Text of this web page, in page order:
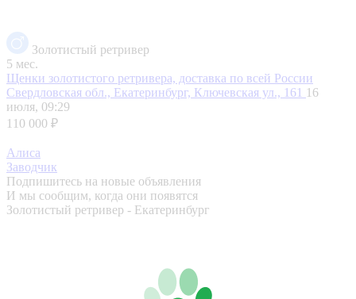
Золотистый ретривер
5 мес.
Щенки золотистого ретривера, доставка по всей России
Свердловская обл., Екатеринбург, Ключевская ул., 161 16
июля, 09:29
110 000 ₽
Алиса
Заводчик
Подпишитесь на новые объявления
И мы сообщим, когда они появятся
Золотистый ретривер - Екатеринбург